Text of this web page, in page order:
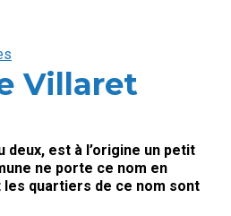
Villaret
deux, est à l’origine un petit
ne porte ce nom en
les quartiers de ce nom sont